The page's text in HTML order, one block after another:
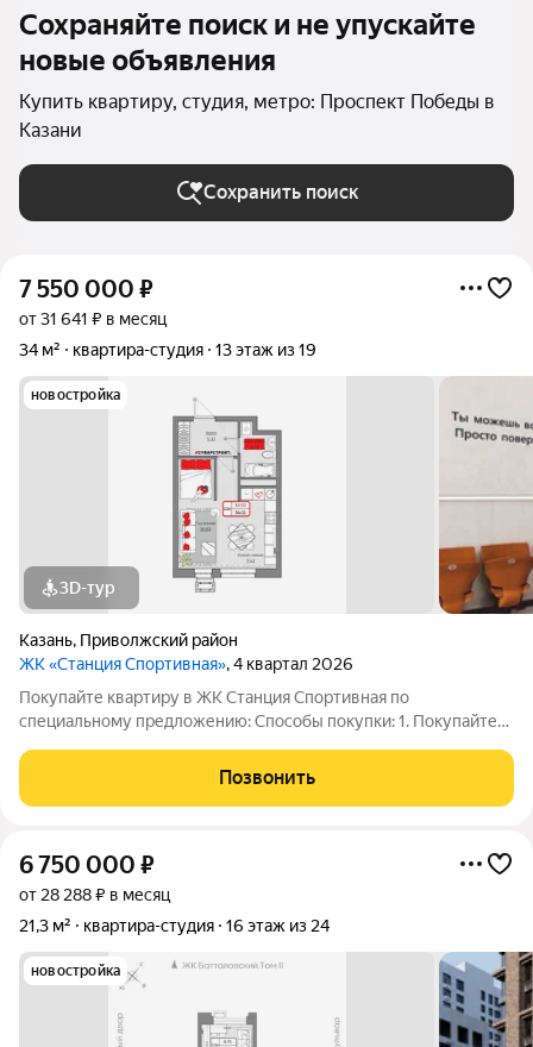
Сохраняйте поиск и не упускайте
новые объявления
Купить квартиру, студия, метро: Проспект Победы в
Казани
Сохранить поиск
7 550 000 ₽
от 31 641 ₽ в месяц
34 м²
квартира-студия 13 этаж из 19
новостройка
3D-тур
Казань, Приволжский район
ЖК «Станция Спортивная», 4 квартал 2026
Покупайте квартиру в ЖК Станция Спортивная по
специальному предложению: Способы покупки: 1. Покупайте
Ипотека 7,5% на 3 года для всех! 3. Семейная ипотека 3,5 % на
весь срок 4. Акция "Выкуп
Позвонить
6 750 000 ₽
от 28 288 ₽ в месяц
21,3 м²
квартира-студия 16 этаж из 24
новостройка